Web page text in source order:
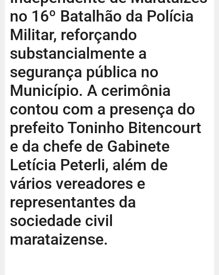
no 16º Batalhão da Polícia
Militar, reforçando
substancialmente a
segurança pública no
Município. A cerimônia
contou com a presença do
prefeito Toninho Bitencourt
e da chefe de Gabinete
Letícia Peterli, além de
vários vereadores e
representantes da
sociedade civil
marataizense.